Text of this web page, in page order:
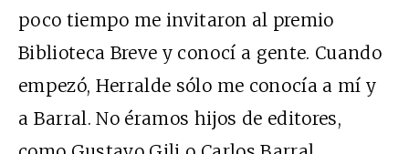
poco tiempo me invitaron al premio
Biblioteca Breve y conocí a gente. Cuando
empezó, Herralde sólo me conocía a mí y
a Barral. No éramos hijos de editores,